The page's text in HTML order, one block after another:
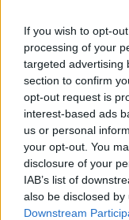
If you wish to opt-
processing of your
targeted advertising
section to confirm
opt-out request is
interest-based ads
us or personal
your opt-out. You
disclosure of your
IAB’s list of
also be disclosed
Downstream
nawet święta,
bratanka na
ubodzy, tacy
cieszą się
w życiu,
przyjemność.
Świat biedy i